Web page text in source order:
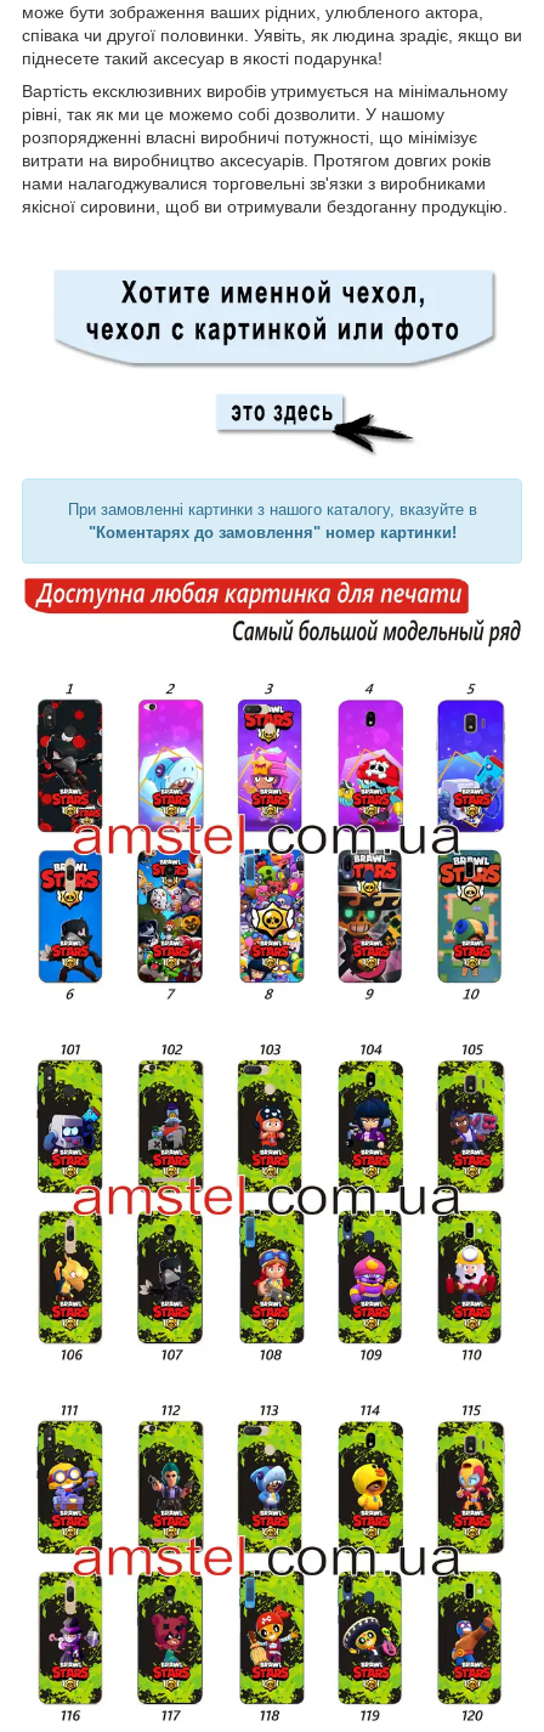
може бути зображення ваших рідних, улюбленого актора,
співака чи другої половинки. Уявіть, як людина зрадіє, якщо ви
піднесете такий аксесуар в якості подарунка!
Вартість ексклюзивних виробів утримується на мінімальному
рівні, так як ми це можемо собі дозволити. У нашому
розпорядженні власні виробничі потужності, що мінімізує
витрати на виробництво аксесуарів. Протягом довгих років
нами налагоджувалися торговельні зв'язки з виробниками
якісної сировини, щоб ви отримували бездоганну продукцію.
При замовленні картинки з нашого каталогу, вказуйте в
"Коментарях до замовлення" номер картинки!